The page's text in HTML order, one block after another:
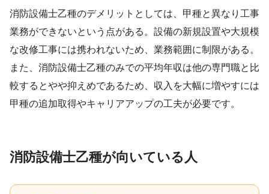
消防設備士乙種のデメリットとしては、甲種と異なり工事
業務ができないという点がある。設備の新規設置や大規模
な改修工事には携われないため、業務範囲に制限がある。
また、消防設備士乙種のみでの平均年収は他の専門職と比
較するとやや抑えめであるため、収入を大幅に増やすには
甲種の追加取得やキャリアアップの工夫が必要です。
消防設備士乙種が向いている人